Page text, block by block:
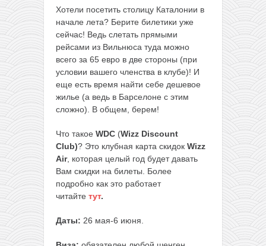
Хотели посетить столицу Каталонии в
начале лета? Берите билетики уже
сейчас! Ведь слетать прямыми
рейсами из Вильнюса туда можно
всего за 65 евро в две стороны (при
условии вашего членства в клубе)! И
еще есть время найти себе дешевое
жилье (а ведь в Барселоне с этим
сложно). В общем, берем!
Что такое WDC (Wizz Discount
Club)? Это клубная карта скидок Wizz
Air, которая целый год будет давать
Вам скидки на билеты. Более
подробно как это работает
читайте тут.
Даты: 26 мая-6 июня.
сторону